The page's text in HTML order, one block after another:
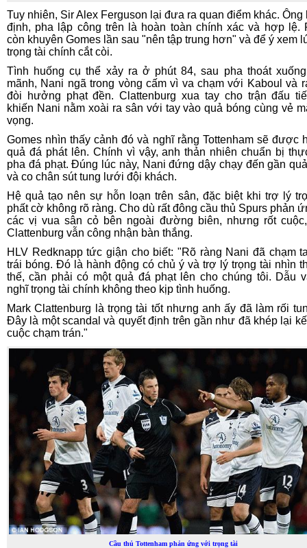
Tuy nhiên, Sir Alex Ferguson lại đưa ra quan điểm khác. Ông
định, pha lập công trên là hoàn toàn chính xác và hợp lệ.
còn khuyên Gomes lần sau "nên tập trung hơn" và để ý xem
trọng tài chính cắt còi.
Tình huống cụ thể xảy ra ở phút 84, sau pha thoát
mãnh, Nani ngã trong vòng cấm vì va chạm với Kaboul và
đòi hưởng phạt đền. Clattenburg xua tay cho trận đấu
khiến Nani nằm xoài ra sân với tay vào quả bóng cùng vẻ
vọng.
Gomes nhìn thấy cảnh đó và nghĩ rằng Tottenham sẽ được
quả đá phát lên. Chính vì vậy, anh thản nhiên chuẩn bị
pha đá phạt. Đúng lúc này, Nani đứng dậy chạy đến gần
và co chân sút tung lưới đội khách.
Hệ quả tạo nên sự hỗn loạn trên sân, đặc biệt khi trợ lý
phất cờ không rõ ràng. Cho dù rất đông cầu thủ Spurs phản
các vị vua sân cỏ bên ngoài đường biên, nhưng rốt
Clattenburg vẫn công nhận bàn thắng.
HLV Redknapp tức giận cho biết: "Rõ ràng Nani đã chạm
trái bóng. Đó là hành động có chủ ý và trợ lý trọng tài nhìn
thế, cần phải có một quả đá phạt lên cho chúng tôi. Dẫu
nghĩ trọng tài chính không theo kịp tình huống.
Mark Clattenburg là trọng tài tốt nhưng anh ấy đã làm rối
Đây là một scandal và quyết định trên gần như đã khép lại
cuộc chạm trán."
Cầu thủ Tottenham phản ứng với trọng tài